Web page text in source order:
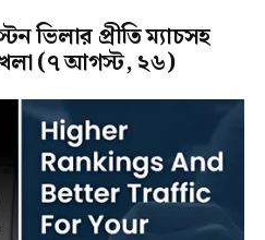
ভিলার প্রীতি ম্যাচসহ
(৭ আগস্ট, ২৬)